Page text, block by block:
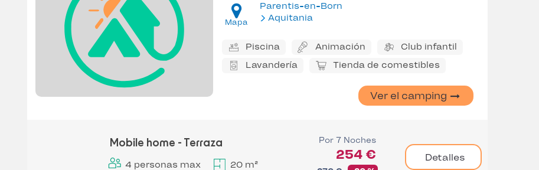
Mapa
Parentis-en-Born
Aquitania
Piscina Animación
Club infantil
Lavandería
Tienda de comestibles
Ver el camping
Mobile home - Terraza
4 personas max
20 m²
Por 7 Noches
254 € Detalles